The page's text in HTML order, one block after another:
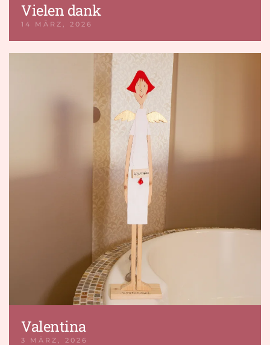
Vielen dank
14 MÄRZ, 2026
Valentina
3 MÄRZ, 2026